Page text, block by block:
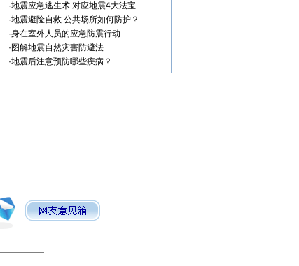
·地震应急逃生术 对应地震4大法宝
·地震避险自救 公共场所如何防护？
·身在室外人员的应急防震行动
· 图解地震自然灾害防避法
·地震后注意预防哪些疾病？